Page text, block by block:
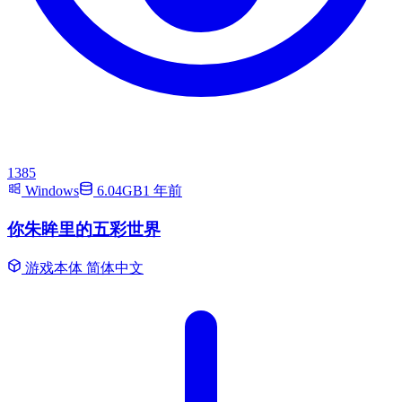
1385
Windows
6.04GB1 年前
你朱眸里的五彩世界
游戏本体 简体中文